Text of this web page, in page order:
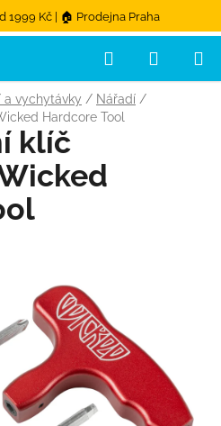
1999 Kč | 🏠 Prodejna Praha
Hledat
a vychytávky / Nářadí /
Hardcore Tool
klíč